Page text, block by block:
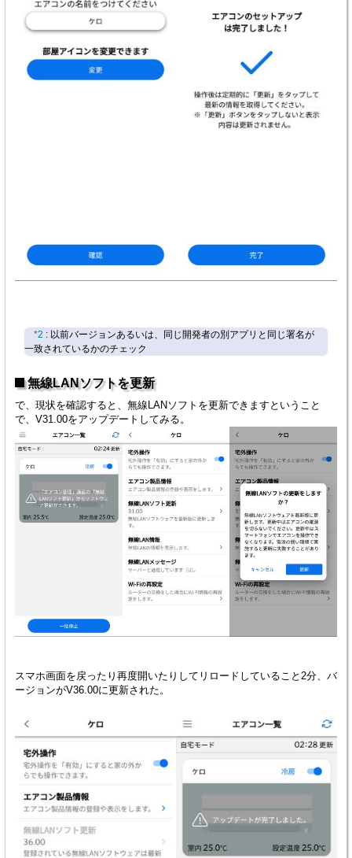
*2 : 以前バージョンあるいは、同じ開発者の別アプリと同じ署名が
一致されているかのチェック
無線LANソフトを更新
で、現状を確認すると、無線LANソフトを更新できますということ
で、V31.00をアップデートしてみる。
スマホ画面を戻ったり再度開いたりしてリロードしていること2分、バ
ージョンがV36.00に更新された。